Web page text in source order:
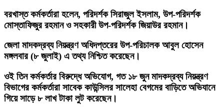
বরখাস্ত কর্মকর্তারা হলেন, পরিদর্শক সিরাজুল ইসলাম, উপ-পরিদর্শক
মোস্তাফিজুর রহমান ও সহকারী উপ-পরিদর্শক জিয়াউর রহমান।
জেলা মাদকদ্রব্য নিয়ন্ত্রণ অধিদপ্তরের উপ-পরিচালক আবুল হোসেন
মঙ্গলবার (৮ জুলাই) এ তথ্য নিশ্চিত করেছেন।
ওই তিন কর্মকর্তার বিরুদ্ধে অভিযোগ, গত ১৮ জুন মাদকদ্রব্য নিয়ন্ত্রণ
বিভাগের কর্মকর্তারা সাবেক কাউন্সিলর সালেহা বেগমের বাড়িতে অভিযানে
গিয়ে সাড়ে ৮ লাখ টাকা লুট করেছেন।